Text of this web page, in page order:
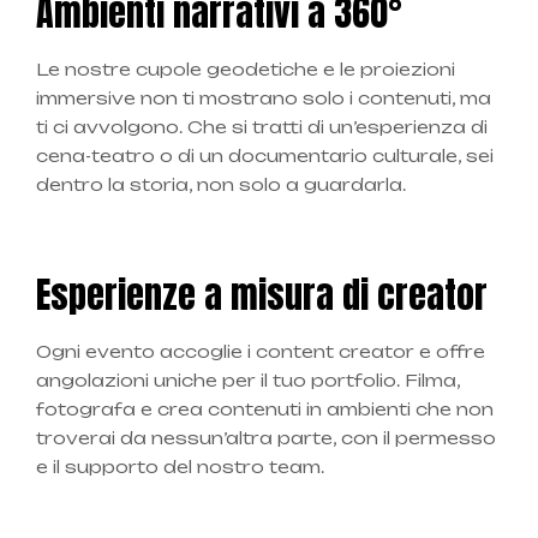
Ambienti narrativi a 360°
Le nostre cupole geodetiche e le proiezioni
immersive non ti mostrano solo i contenuti, ma
ti ci avvolgono. Che si tratti di un’esperienza di
cena-teatro o di un documentario culturale, sei
dentro la storia, non solo a guardarla.
Esperienze a misura di creator
Ogni evento accoglie i content creator e offre
angolazioni uniche per il tuo portfolio. Filma,
fotografa e crea contenuti in ambienti che non
troverai da nessun’altra parte, con il permesso
e il supporto del nostro team.